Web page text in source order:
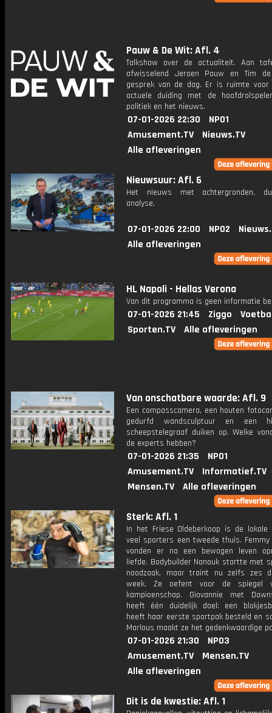
Pauw & De Wit: Afl. 4
Talkshow over de actualiteit. Aan
afwisselend Jeroen Pauw en Tim
gesprek van de dag. Er is ruimte
actuele duiding met de
politiek en het nieuws.
07-01-2026 22:30
NPO1
Amusement.TV
Nieuws.TV
Alle afleveringen
Nieuwsuur: Afl. 6
Het nieuws met achtergronden,
analyse.
07-01-2026 22:00 NPO2
Alle afleveringen
HL Napoli - Hellas Verona
Van dit programma is geen informatie
07-01-2026 21:45 Ziggo
Sporten.TV
Alle afleveringen
Van onschatbare waarde: Afl. 9
Een compasscamera, een houten
gedurfd wandsculptuur en een
scheepstelegraaf duiken op. Welke
de experts hebben?
07-01-2026 21:35
NPO1
Amusement.TV
Informatief.TV
Mensen.TV
Alle afleveringen
Sterk: Afl. 1
In het Friese Oldeberkoop is de lokale
veel sporters een tweede thuis.
vonden er na een bewogen leven
liefde. Bodybuilder Nanouk startte met
noodzaak, maar traint nu zelfs zes
week. Ze oefent voor de spiegel
kampioenschap. Giovannie met
heeft één duidelijk doel: een
heeft haar eerste sportpak besteld en
Marlous maakt ze het gedenkwaardige
07-01-2026 21:30
NPO3
Amusement.TV
Mensen.TV
Alle afleveringen
Dit is de kwestie: Afl. 1